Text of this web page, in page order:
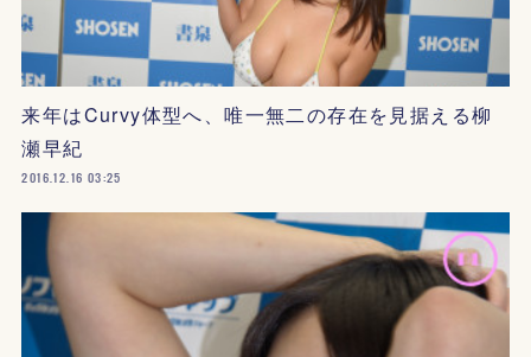
来年はCurvy体型へ、唯一無二の存在を見据える柳
瀬早紀
2016.12.16 03:25